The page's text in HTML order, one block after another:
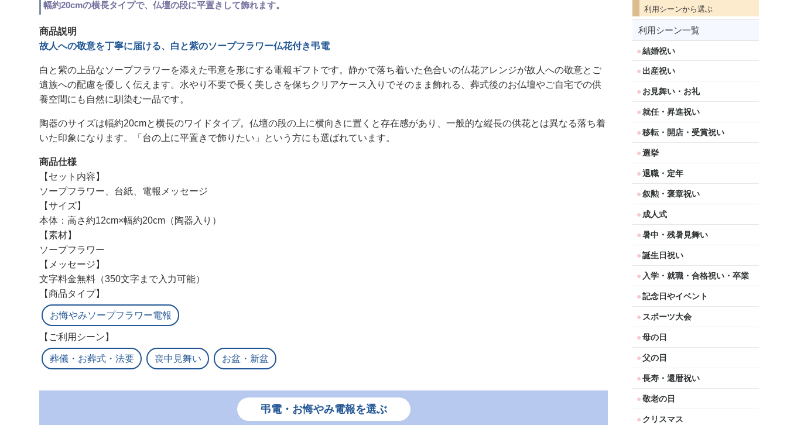
幅約20cmの横長タイプで、仏壇の段に平置きして飾れます。
商品説明
故人への敬意を丁寧に届ける、白と紫のソープフラワー仏花付き弔電
白と紫の上品なソープフラワーを添えた弔意を形にする電報ギフトです。静かで落ち着いた色合いの仏花アレンジが故人への敬意とご
遺族への配慮を優しく伝えます。水やり不要で長く美しさを保ちクリアケース入りでそのまま飾れる、葬式後のお仏壇やご自宅での供
養空間にも自然に馴染む一品です。
陶器のサイズは幅約20cmと横長のワイドタイプ。仏壇の段の上に横向きに置くと存在感があり、一般的な縦長の供花とは異なる落ち着
いた印象になります。「台の上に平置きで飾りたい」という方にも選ばれています。
商品仕様
【セット内容】
ソープフラワー、台紙、電報メッセージ
【サイズ】
本体：高さ約12cm×幅約20cm（陶器入り）
【素材】
ソープフラワー
【メッセージ】
文字料金無料（350文字まで入力可能）
【商品タイプ】
お悔やみソープフラワー電報
【ご利用シーン】
葬儀・お葬式・法要 喪中見舞い お盆・新盆
弔電・お悔やみ電報を選ぶ
利用シーンから選ぶ
利用シーン一覧
結婚祝い
出産祝い
お見舞い・お礼
就任・昇進祝い
移転・開店・受賞祝い
選挙
退職・定年
叙勲・褒章祝い
成人式
暑中・残暑見舞い
誕生日祝い
入学・就職・合格祝い・卒業
記念日やイベント
スポーツ大会
母の日
父の日
長寿・還暦祝い
敬老の日
クリスマス